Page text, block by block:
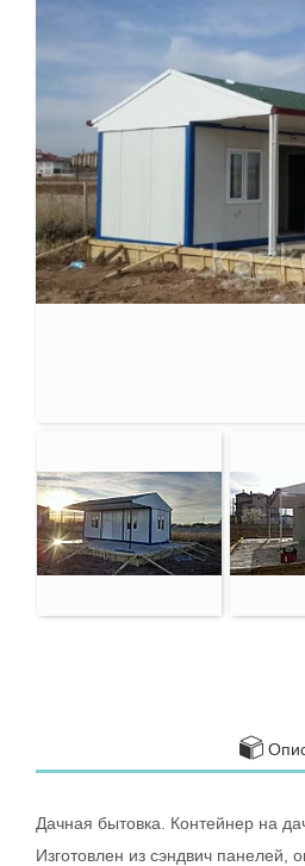
Дачная бытовка. Контейнер на
Изготовлен из сэндвич панелей,